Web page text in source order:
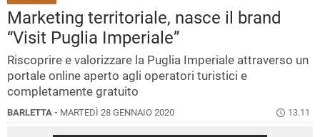
Marketing territoriale, nasce il brand
“Visit Puglia Imperiale”
Riscoprire e valorizzare la Puglia Imperiale attraverso un
portale online aperto agli operatori turistici e
completamente gratuito
BARLETTA - MARTEDÌ 28 GENNAIO 2020 13.11